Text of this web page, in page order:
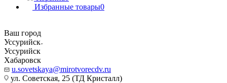
Избранные товары0
Ваш город
Уссурийск
Уссурийск
Хабаровск
u.sovetskaya@mirotvorecdv.ru
ул. Советская, 25 (ТД Кристалл)